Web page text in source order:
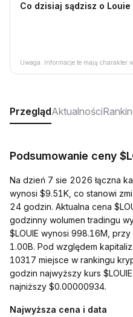
Co dzisiaj sądzisz o Louie
Uwaga: Informacje te mają charakter
PrzeglądAktualności
Podsumowanie ceny
Na dzień 7 sie 2026 łączna
wynosi $9.51K, co stanowi
24 godzin. Aktualna cena
godzinny wolumen tradingu
$LOUIE wynosi 998.16M,
1.00B. Pod względem
10317 miejsce w rankingu
godzin najwyższy kurs
najniższy $0.00000934.
Najwyższa cena i data